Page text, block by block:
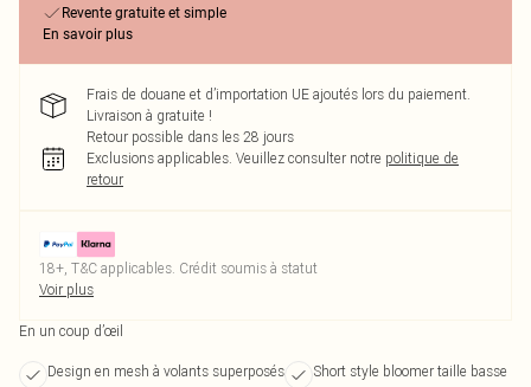
Revente gratuite et simple
En savoir plus
Frais de douane et d’importation UE ajoutés lors du paiement.
Livraison à gratuite !
Retour possible dans les 28 jours
Exclusions applicables. Veuillez consulter notre politique de
retour
18+, T&C applicables. Crédit soumis à statut
Voir plus
En un coup d’œil
Design en mesh à volants superposés
Short style bloomer taille basse